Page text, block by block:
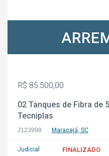
R$ 85.500,00
02 Tanques de Fibra de
Tecniplas
J123998 Maracajá, SC
Judicial
FINALIZADO